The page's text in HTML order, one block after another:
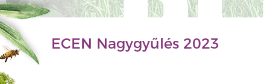
ECEN Nagygyűlés 2023